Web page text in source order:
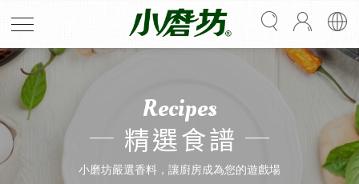
Recipes
精選食譜
小磨坊嚴選香料，讓廚房成為您的遊戲場